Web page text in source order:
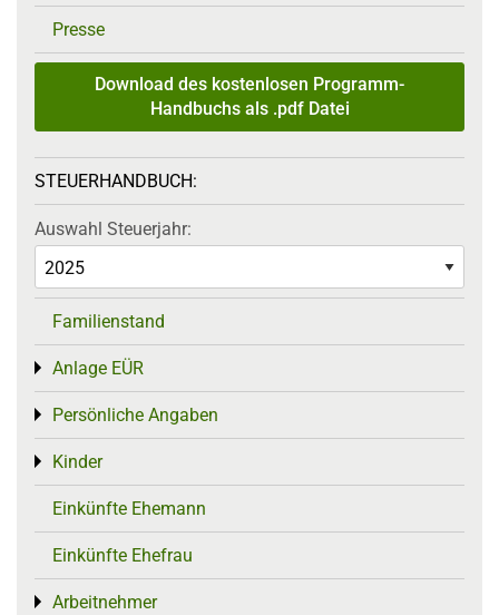
Presse
Download des kostenlosen Programm-
Handbuchs als .pdf Datei
STEUERHANDBUCH:
Auswahl Steuerjahr:
Familienstand
Anlage EÜR
Toggle menu
Persönliche Angaben
Toggle menu
Kinder
Toggle menu
Einkünfte Ehemann
Einkünfte Ehefrau
Arbeitnehmer
Toggle menu